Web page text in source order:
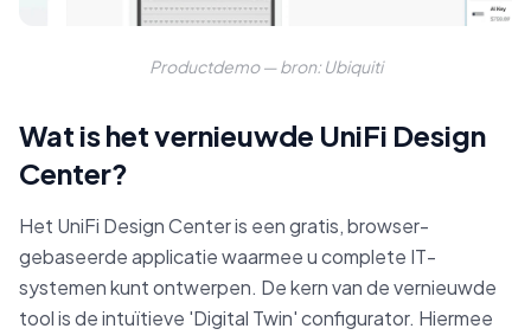
Productdemo — bron: Ubiquiti
Wat is het vernieuwde UniFi Design
Center?
Het UniFi Design Center is een gratis, browser-
gebaseerde applicatie waarmee u complete IT-
systemen kunt ontwerpen. De kern van de vernieuwde
tool is de intuïtieve 'Digital Twin' configurator. Hiermee